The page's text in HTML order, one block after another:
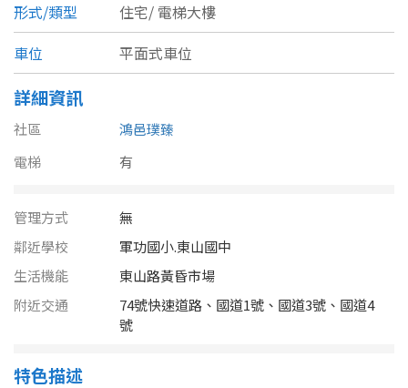
新竹縣
苗栗縣
雲林縣
嘉義市
嘉義縣
別墅 透天厝
辦公
廠辦
坪數
不拘
20~30 坪
40~50 坪 50~60 坪
形式/類型
住宅/ 電梯大樓
車位
平面式車位
詳細資訊
社區
鴻邑璞臻
電梯
有
管理方式
無
鄰近學校
軍功國小.東山國中
生活機能
東山路黃昏市場
附近交通
74號快速道路、國道1號、國道3號、國道4
號
特色描述